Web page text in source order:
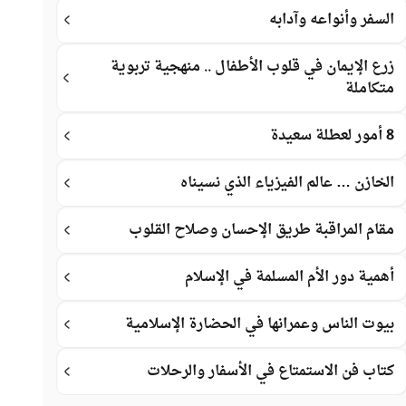
السفر وأنواعه وآدابه
زرع الإيمان في قلوب الأطفال .. منهجية تربوية
متكاملة
8 أمور لعطلة سعيدة
الخازن … عالم الفيزياء الذي نسيناه
مقام المراقبة طريق الإحسان وصلاح القلوب
أهمية دور الأم المسلمة في الإسلام
بيوت الناس وعمرانها في الحضارة الإسلامية
كتاب فن الاستمتاع في الأسفار والرحلات